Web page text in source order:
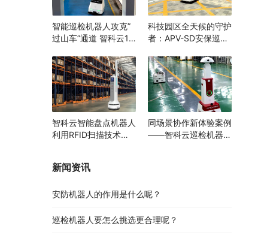
智能巡检机器人攻克”
过山车”通道 智科云1.8
打造安全生产新范例
科技园区全天候的守护
者：APV-SD安保巡逻
智科云智能盘点机器人
利用RFID扫描技术助
同场景协作新体验案例
——智科云巡检机器人
新闻资讯
安防机器人的作用是什么呢？
巡检机器人要怎么挑选更合理呢？